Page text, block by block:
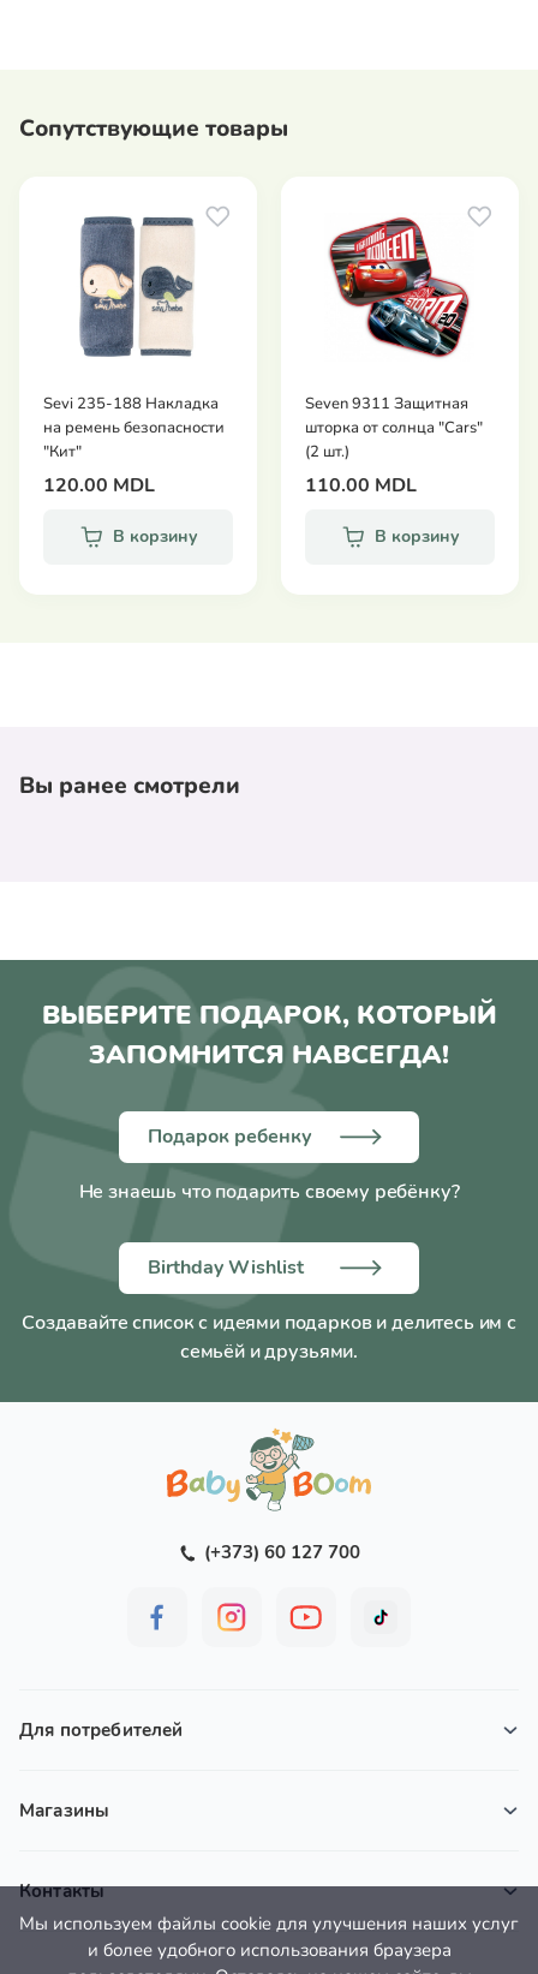
Сопутствующие товары
Sevi 235-188 Накладка
на ремень безопасности
"Кит"
120.00 MDL
В корзину
Seven 9311 Защитная
шторка от солнца "Cars"
(2 шт.)
110.00 MDL
В корзину
Вы ранее смотрели
ВЫБЕРИТЕ ПОДАРОК, КОТОРЫЙ
ЗАПОМНИТСЯ НАВСЕГДА!
Подарок ребенку
Не знаешь что подарить своему ребёнку?
Birthday Wishlist
Создавайте список с идеями подарков и делитесь им с
семьёй и друзьями.
(+373) 60 127 700
Для потребителей
Магазины
Контакты
Мы используем файлы cookie для улучшения наших услуг
и более удобного использования браузера